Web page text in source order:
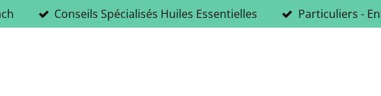
Conseils Spécialisés Huiles Essentielles Particuliers -